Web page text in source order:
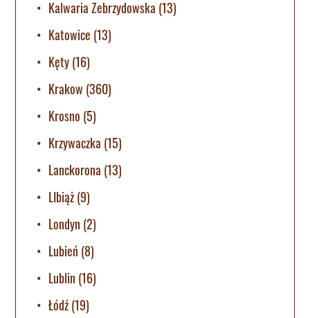
Kalwaria Zebrzydowska (13)
Katowice (13)
Kęty(16)
Krakow (360)
Krosno (5)
Krzywaczka (15)
Lanckorona (13)
LIbiąż(9)
Londyn (2)
Lubień (8)
Lublin (16)
Łódź(19)